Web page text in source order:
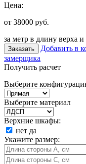
Цена:
от 38000 руб.
за метр в длину верха и
Заказать Добавить в
замерщика
Получить расчет
Выберите
Выберите материал
Верхние шкафы:
нет да
Укажите размер: